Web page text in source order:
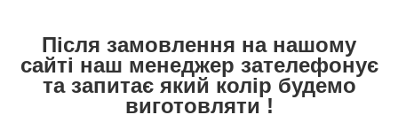
Після замовлення на нашому
сайті наш менеджер зателефонує
та запитає який колір будемо
виготовляти !